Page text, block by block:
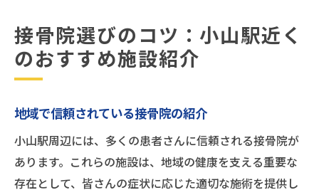
接骨院選びのコツ：小山駅近く
のおすすめ施設紹介
地域で信頼されている接骨院の紹介
小山駅周辺には、多くの患者さんに信頼される接骨院が
あります。これらの施設は、地域の健康を支える重要な
存在として、皆さんの症状に応じた適切な施術を提供し